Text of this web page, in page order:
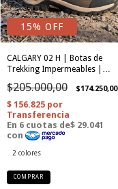
15% OFF
CALGARY 02 H | Botas de
Trekking Impermeables |
$205.000,00 $174.250,00
2 colores
COMPRAR